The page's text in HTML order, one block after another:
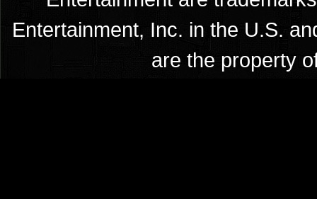
Entertainment, Inc. in the U.S.
are the property